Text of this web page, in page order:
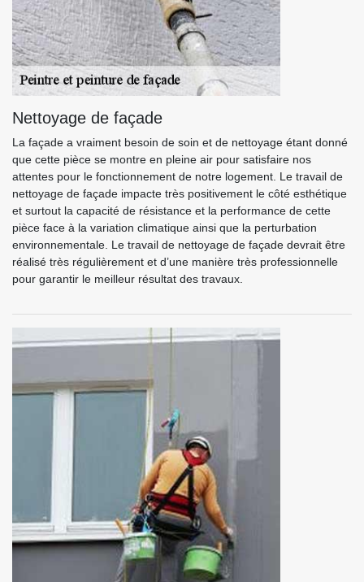
Nettoyage de façade
La façade a vraiment besoin de soin et de nettoyage étant donné
que cette pièce se montre en pleine air pour satisfaire nos
attentes pour le fonctionnement de notre logement. Le travail de
nettoyage de façade impacte très positivement le côté esthétique
et surtout la capacité de résistance et la performance de cette
pièce face à la variation climatique ainsi que la perturbation
environnementale. Le travail de nettoyage de façade devrait être
réalisé très régulièrement et d’une manière très professionnelle
pour garantir le meilleur résultat des travaux.